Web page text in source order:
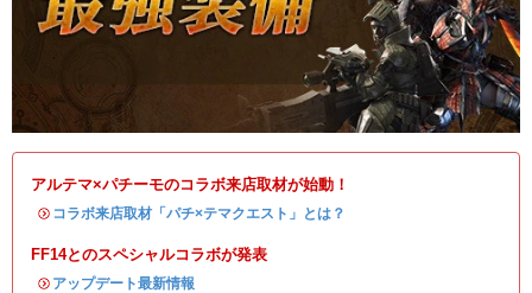
アルテマ×パチーモのコラボ来店取材が始動！
・ コラボ来店取材「パチ×テマクエスト」とは？
FF14とのスペシャルコラボが発表
・ アップデート最新情報